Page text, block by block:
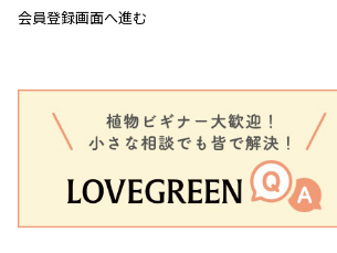
会員登録画面へ進む